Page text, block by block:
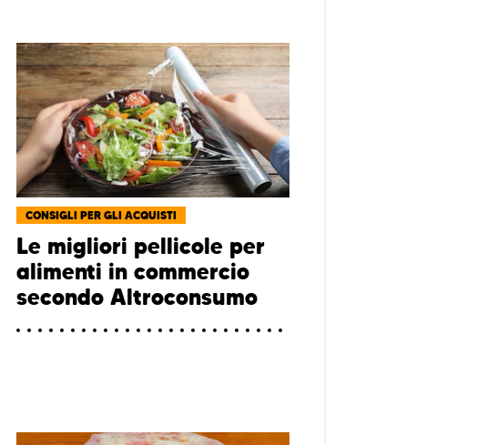
CONSIGLI PER GLI ACQUISTI
Le migliori pellicole per
alimenti in commercio
secondo Altroconsumo